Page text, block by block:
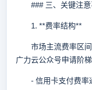
### 三、关键注意
1. **费率结构**
市场主流费率区间
广力云公众号申请阶
- 信用卡支付费率